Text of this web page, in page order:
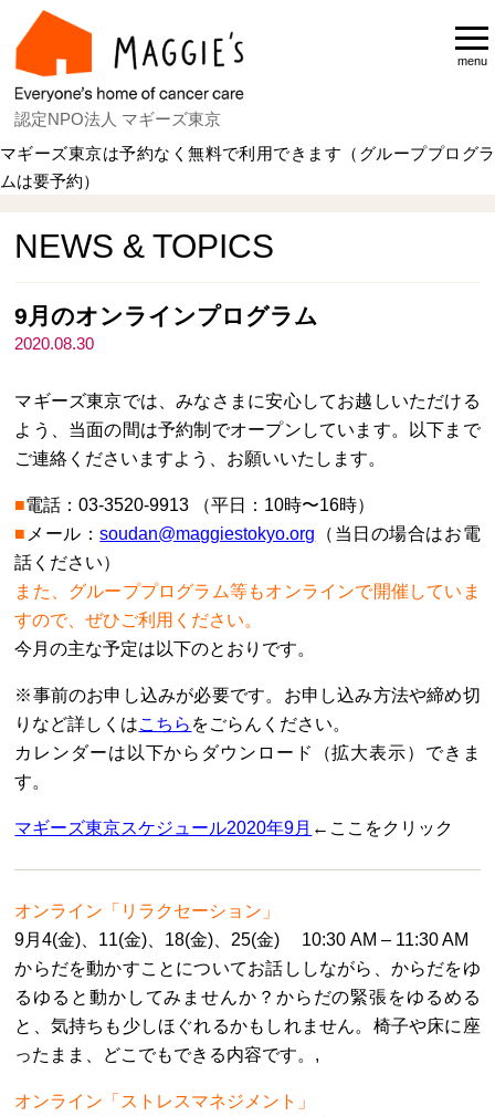
認定NPO法人 マギーズ東京
menu
マギーズ東京は予約なく無料で利用できます（グループプログラ
ムは要予約）
NEWS & TOPICS
9月のオンラインプログラム
2020.08.30
マギーズ東京では、みなさまに安心してお越しいただける
よう、当面の間は予約制でオープンしています。以下まで
ご連絡くださいますよう、お願いいたします。
■電話：03-3520-9913 （平日：10時〜16時）
■ メール：soudan@maggiestokyo.org （当日の場合はお電
話ください）
また、グループプログラム等もオンラインで開催していま
すので、ぜひご利用ください。
今月の主な予定は以下のとおりです。
※事前のお申し込みが必要です。お申し込み方法や締め切
りなど詳しくはこちら をごらんください。
カレンダーは以下からダウンロード（拡大表示）できま
す。
マギーズ東京スケジュール2020年9月 ←ここをクリック
オンライン「リラクセーション」
9月4(金)、11(金)、18(金)、25(金) 10:30 AM – 11:30 AM
からだを動かすことについてお話ししながら、からだをゆ
るゆると動かしてみませんか？からだの緊張をゆるめる
と、気持ちも少しほぐれるかもしれません。椅子や床に座
ったまま、どこでもできる内容です。,
オンライン「ストレスマネジメント」